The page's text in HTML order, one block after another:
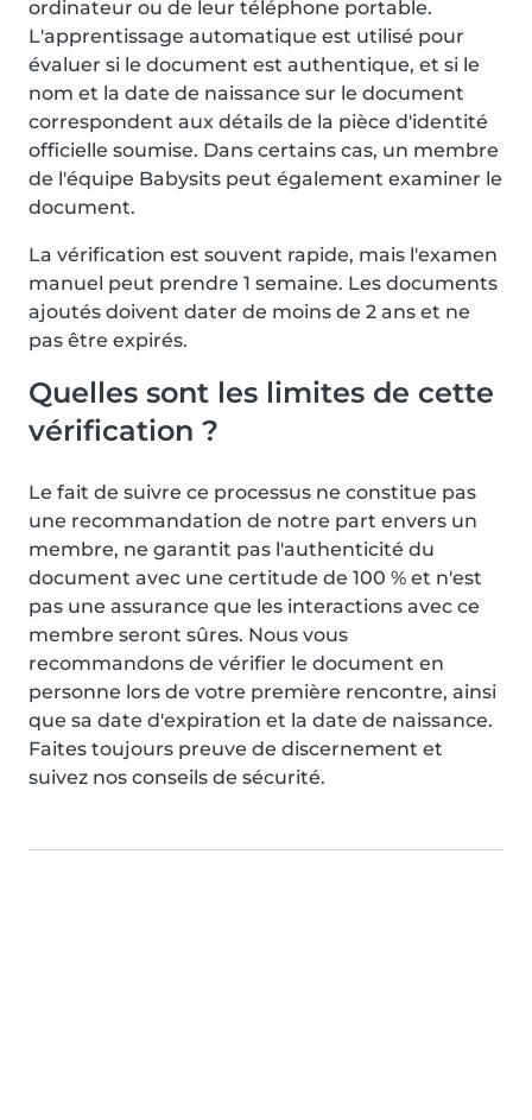
ordinateur ou de leur téléphone portable.
L'apprentissage automatique est utilisé pour
évaluer si le document est authentique, et si le
nom et la date de naissance sur le document
correspondent aux détails de la pièce d'identité
officielle soumise. Dans certains cas, un membre
de l'équipe Babysits peut également examiner le
document.
La vérification est souvent rapide, mais l'examen
manuel peut prendre 1 semaine. Les documents
ajoutés doivent dater de moins de 2 ans et ne
pas être expirés.
Quelles sont les limites de cette
vérification ?
Le fait de suivre ce processus ne constitue pas
une recommandation de notre part envers un
membre, ne garantit pas l'authenticité du
document avec une certitude de 100 % et n'est
pas une assurance que les interactions avec ce
membre seront sûres. Nous vous
recommandons de vérifier le document en
personne lors de votre première rencontre, ainsi
que sa date d'expiration et la date de naissance.
Faites toujours preuve de discernement et
suivez nos conseils de sécurité.